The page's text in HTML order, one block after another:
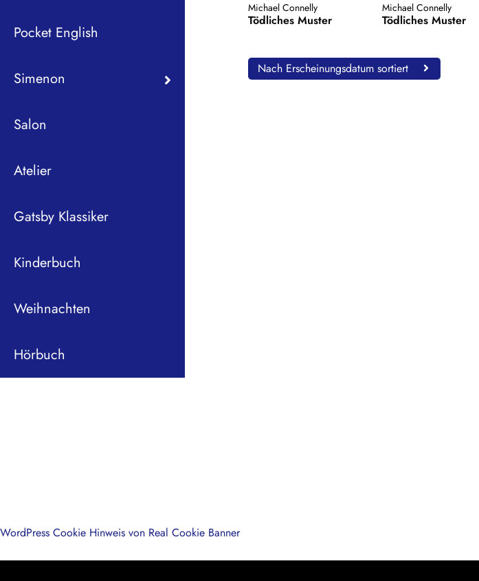
Pocket English
Simenon
Salon
Atelier
Gatsby Klassiker
Kinderbuch
Weihnachten
Hörbuch
Michael Connelly
Tödliches Muster
Michael Connelly
Tödliches Muster
Nach Erscheinungsdatum sortiert
WordPress Cookie Hinweis von Real Cookie Banner